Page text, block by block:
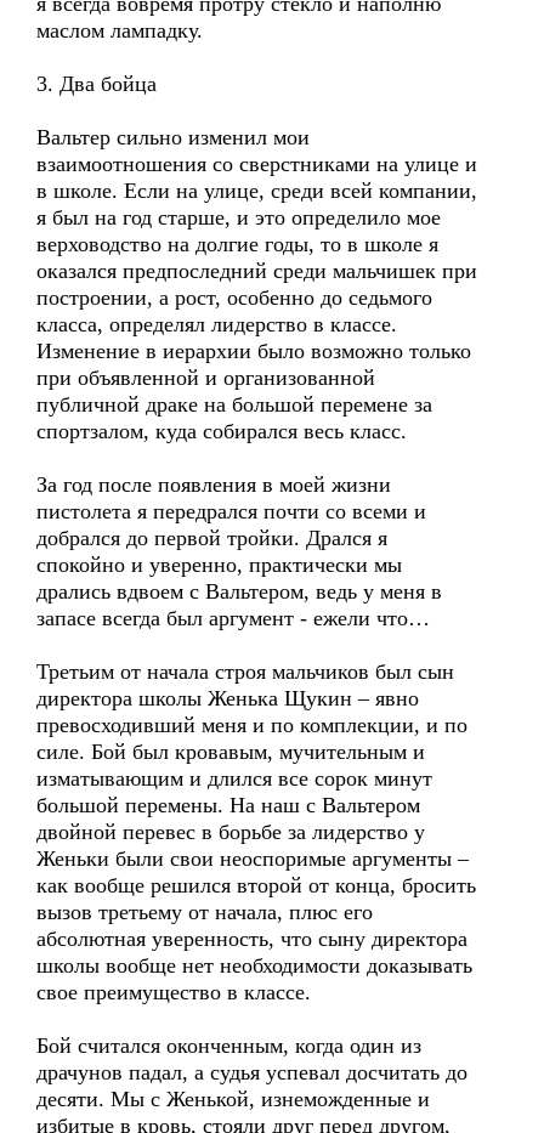
маслом лампадку.
3. Два бойца
Вальтер сильно изменил мои
взаимоотношения со сверстниками на улице и
в школе. Если на улице, среди всей компании,
я был на год старше, и это определило мое
верховодство на долгие годы, то в школе я
оказался предпоследний среди мальчишек при
построении, а рост, особенно до седьмого
класса, определял лидерство в классе.
Изменение в иерархии было возможно только
при объявленной и организованной
публичной драке на большой перемене за
спортзалом, куда собирался весь класс.
За год после появления в моей жизни
пистолета я передрался почти со всеми и
добрался до первой тройки. Дрался я
спокойно и уверенно, практически мы
дрались вдвоем с Вальтером, ведь у меня в
запасе всегда был аргумент - ежели что…
Третьим от начала строя мальчиков был сын
директора школы Женька Щукин – явно
превосходивший меня и по комплекции, и по
силе. Бой был кровавым, мучительным и
изматывающим и длился все сорок минут
большой перемены. На наш с Вальтером
двойной перевес в борьбе за лидерство у
Женьки были свои неоспоримые аргументы –
как вообще решился второй от конца, бросить
вызов третьему от начала, плюс его
абсолютная уверенность, что сыну директора
школы вообще нет необходимости доказывать
свое преимущество в классе.
Бой считался оконченным, когда один из
драчунов падал, а судья успевал досчитать до
десяти. Мы с Женькой, изнеможденные и
избитые в кровь, стояли друг перед другом,